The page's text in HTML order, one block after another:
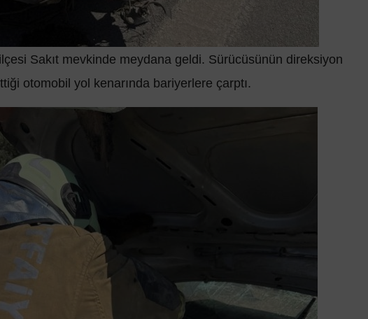
Sakıt mevkinde meydana geldi. Sürücüsünün direksiyon
otomobil yol kenarında bariyerlere çarptı.